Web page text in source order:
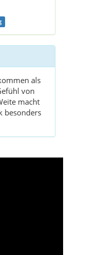
als
von
macht
besonders